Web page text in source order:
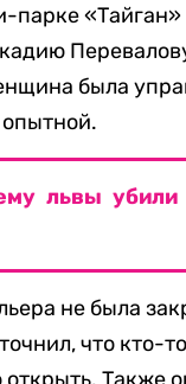
парке «Тайган»
была
опытной.
львы убили
не была
что кто-